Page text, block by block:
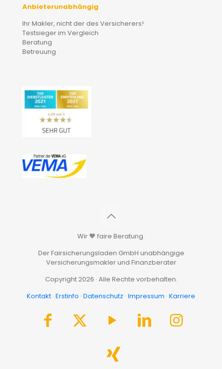
Anbieterunabhängig
Ihr Makler, nicht der des Versicherers!
Testsieger im Vergleich
Beratung
Betreuung
Wir 🧡 faire Beratung.
Der Fairsicherungsladen GmbH unabhängige
Versicherungsmakler und Finanzberater
Copyright 2026 · Alle Rechte vorbehalten.
Kontakt · Erstinfo · Datenschutz · Impressum · Karriere